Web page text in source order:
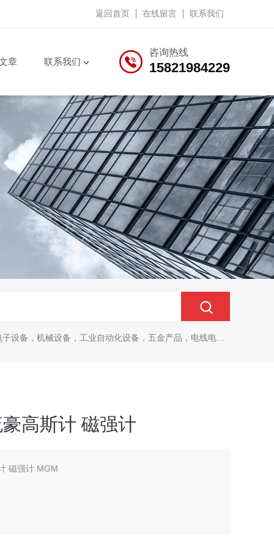
返回首页 在线留言 联系我们
咨询热线
15821984229
章 联系我们
备，机械设备，工业自动化设备，五金产品，电线电缆，金属材料，电子
高斯计 磁强计
磁强计 MGM